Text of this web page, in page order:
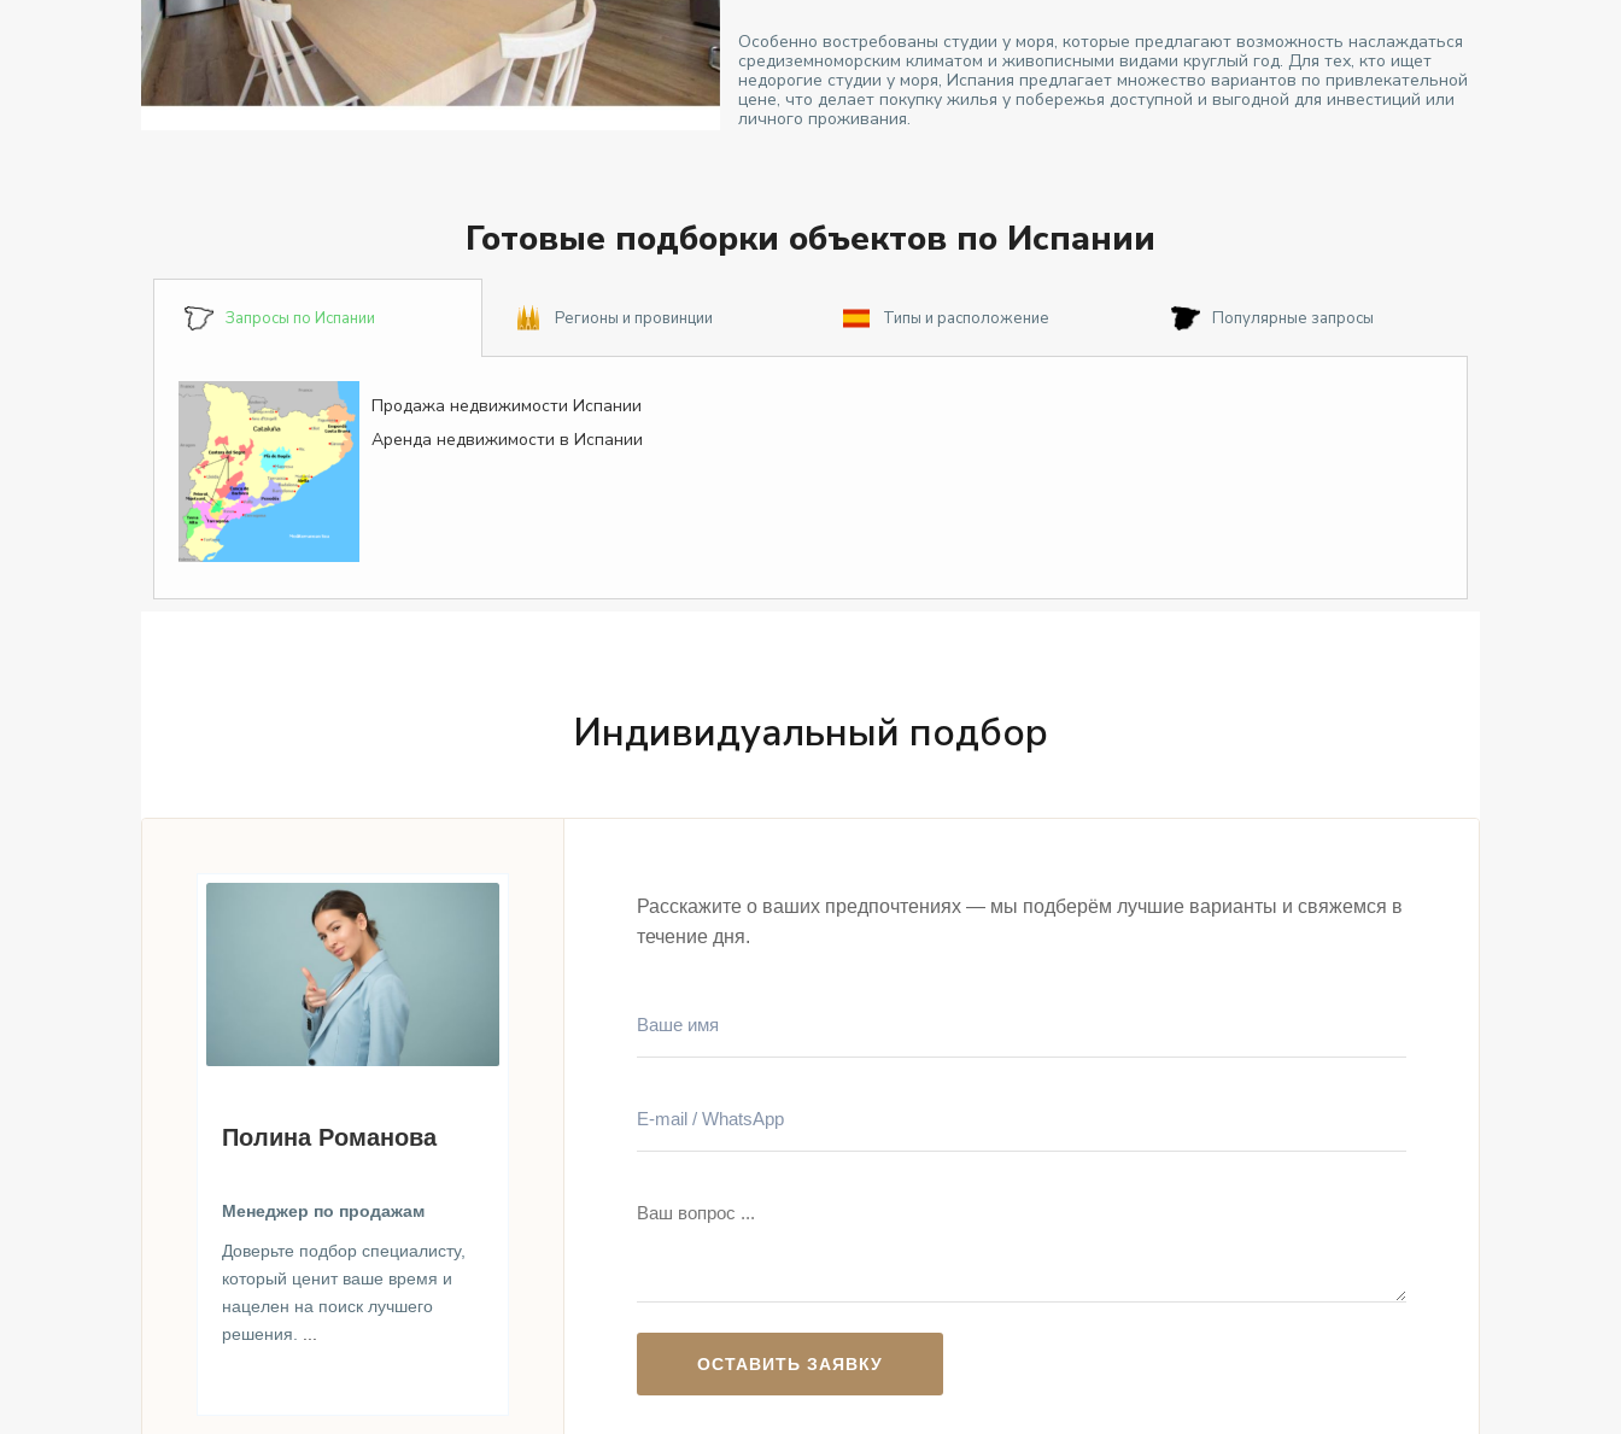
Особенно востребованы студии у моря, которые предлагают возможность наслаждаться
средиземноморским климатом и живописными видами круглый год. Для тех, кто ищет
недорогие студии у моря, Испания предлагает множество вариантов по привлекательной
цене, что делает покупку жилья у побережья доступной и выгодной для инвестиций или
личного проживания.
Готовые подборки объектов по Испании
Запросы по Испании Регионы и провинции Типы и расположение Популярные запросы
Продажа недвижимости Испании
Аренда недвижимости в Испании
Индивидуальный подбор
Полина Романова
Менеджер по продажам
Доверьте подбор специалисту,
который ценит ваше время и
нацелен на поиск лучшего
решения.
Расскажите о ваших предпочтениях — мы подберём лучшие варианты и свяжемся в
течение дня.